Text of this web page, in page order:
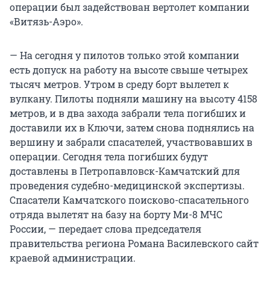
операции был задействован вертолет компании
«Витязь-Аэро».
— На сегодня у пилотов только этой компании
есть допуск на работу на высоте свыше четырех
тысяч метров. Утром в среду борт вылетел к
вулкану. Пилоты подняли машину на высоту 4158
метров, и в два захода забрали тела погибших и
доставили их в Ключи, затем снова поднялись на
вершину и забрали спасателей, участвовавших в
операции. Сегодня тела погибших будут
доставлены в Петропавловск-Камчатский для
проведения судебно-медицинской экспертизы.
Спасатели Камчатского поисково-спасательного
отряда вылетят на базу на борту Ми-8 МЧС
России, — передает слова председателя
правительства региона Романа Василевского сайт
краевой администрации.